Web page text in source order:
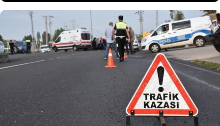
Çorum'un Alaca ilçesinde 2
otomobilin çarpıştığı kazada 4
kişi yaralandı.